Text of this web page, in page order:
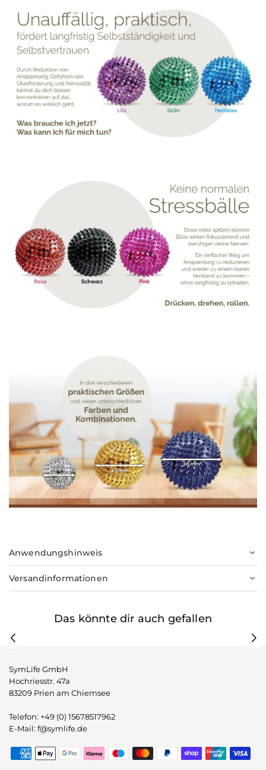
Anwendungshinweis
Versandinformationen
Das könnte dir auch gefallen
SymLife GmbH
Hochriesstr. 47a
83209 Prien am Chiemsee
Telefon: +49 (0) 15678517962
E-Mail: f@symlife.de